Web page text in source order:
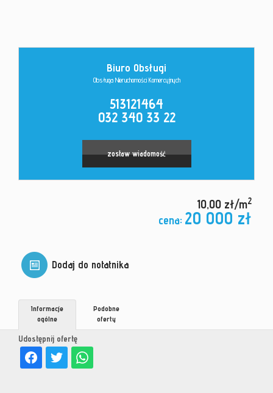
Biuro Obsługi
Obsługa Nieruchomości Komercyjnych
513121464
032 340 33 22
zostaw wiadomość
10,00 zł/m2
cena: 20 000 zł
Dodaj do notatnika
Udostępnij ofertę
Informacje
ogólne
Podobne
oferty